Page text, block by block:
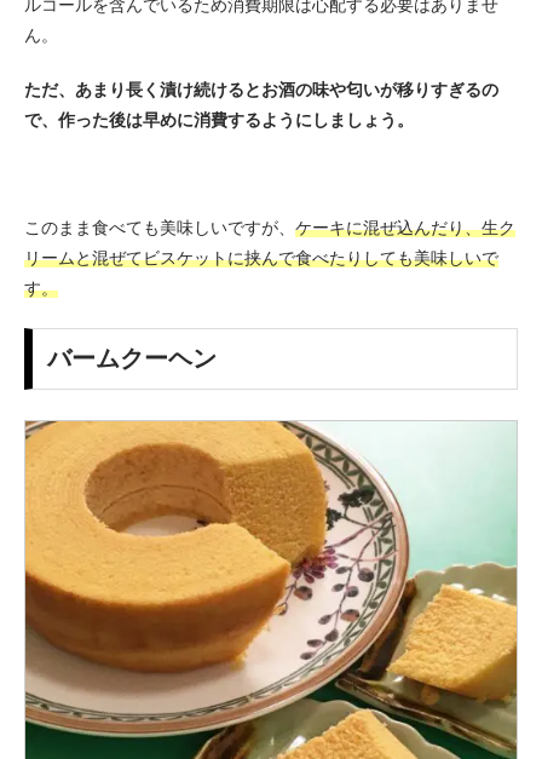
ルコールを含んでいるため消費期限は心配する必要はありませ
ん。
ただ、あまり長く漬け続けるとお酒の味や匂いが移りすぎるの
で、作った後は早めに消費するようにしましょう。
このまま食べても美味しいですが、 ケーキに混ぜ込んだり、生ク
リームと混ぜてビスケットに挟んで食べたりしても美味しいで
す。
バームクーヘン